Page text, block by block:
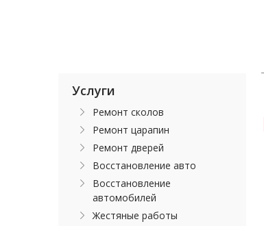
Услуги
Ремонт сколов
Ремонт царапин
Ремонт дверей
Восстановление авто
Восстановление
автомобилей
Жестяные работы